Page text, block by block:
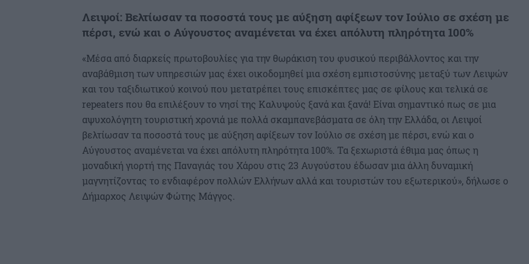
Λειψοί: Βελτίωσαν τα ποσοστά τους με αύξηση αφίξεων τον Ιούλιο σε σχέση με
πέρσι, ενώ και ο Αύγουστος αναμένεται να έχει απόλυτη πληρότητα 100%
«Μέσα από διαρκείς πρωτοβουλίες για την θωράκιση του φυσικού περιβάλλοντος και την
αναβάθμιση των υπηρεσιών μας έχει οικοδομηθεί μια σχέση εμπιστοσύνης μεταξύ των Λειψών
και του ταξιδιωτικού κοινού που μετατρέπει τους επισκέπτες μας σε φίλους και τελικά σε
repeaters που θα επιλέξουν το νησί της Καλυψούς ξανά και ξανά! Είναι σημαντικό πως σε μια
αψυχολόγητη τουριστική χρονιά με πολλά σκαμπανεβάσματα σε όλη την Ελλάδα, οι Λειψοί
βελτίωσαν τα ποσοστά τους με αύξηση αφίξεων τον Ιούλιο σε σχέση με πέρσι, ενώ και ο
Αύγουστος αναμένεται να έχει απόλυτη πληρότητα 100%. Τα ξεχωριστά έθιμα μας όπως η
μοναδική γιορτή της Παναγιάς του Χάρου στις 23 Αυγούστου έδωσαν μια άλλη δυναμική
μαγνητίζοντας το ενδιαφέρον πολλών Ελλήνων αλλά και τουριστών του εξωτερικού», δήλωσε ο
Δήμαρχος Λειψών Φώτης Μάγγος.